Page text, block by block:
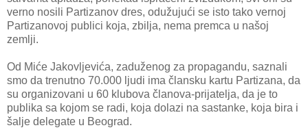
verno nosili Partizanov dres, odužujući se isto tako vernoj
Partizanovoj publici koja, zbilja, nema premca u našoj
zemlji.
Od Miće Jakovljevića, zaduženog za propagandu, saznali
smo da trenutno 70.000 ljudi ima člansku kartu Partizana, da
su organizovani u 60 klubova članova-prijatelja, da je to
publika sa kojom se radi, koja dolazi na sastanke, koja bira i
šalje delegate u Beograd.